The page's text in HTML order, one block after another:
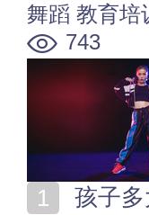
舞蹈 教育培
743
孩子